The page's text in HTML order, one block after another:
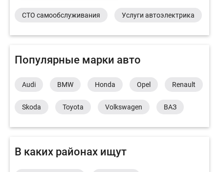
СТО самообслуживания Услуги автоэлектрика
Популярные марки авто
Audi BMW Honda Opel Renault
Skoda Toyota Volkswagen ВАЗ
В каких районах ищут